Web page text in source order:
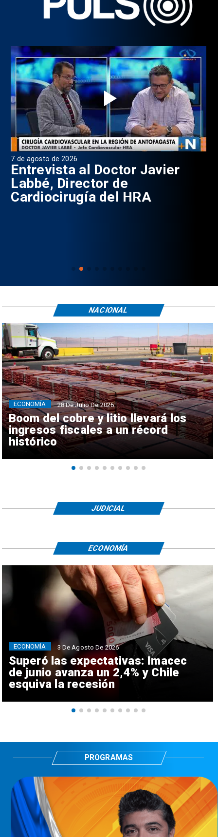
7 de agosto de 2026
Entrevista al Doctor Javier
Labbé, Director de
Cardiocirugía del HRA
Boom del cobre y litio llevará los
ingresos fiscales a un récord
histórico
ECONOMÍA 28 De Julio De 2026
NACIONAL
JUDICIAL
Superó las expectativas: Imacec
de junio avanza un 2,4% y Chile
esquiva la recesión
ECONOMÍA 3 De Agosto De 2026
ECONOMÍA
PROGRAMAS